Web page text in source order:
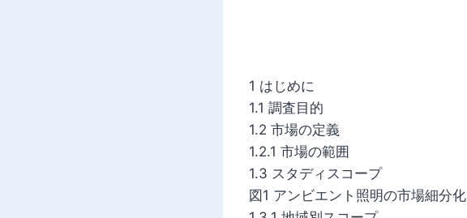
1 はじめに
1.1 調査目的
1.2 市場の定義
1.2.1 市場の範囲
1.3 スタディスコープ
図1 アンビエント照明の市場細分化